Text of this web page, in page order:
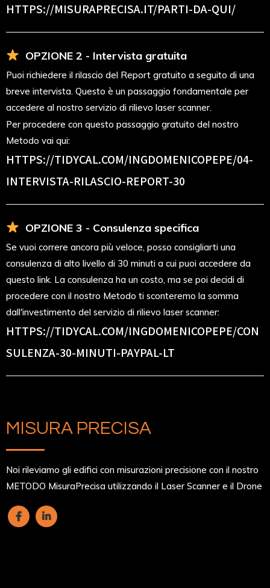
HTTPS://MISURAPRECISA.IT/PARTI-DA-QUI/
OPZIONE 2 - Intervista gratuita
Puoi richiedere il rilascio del Report gratuito a seguito di una
breve intervista. Questo è un passaggio fondamentale per
accedere al nostro servizio di rilievo laser scanner.
Per procedere con questo passaggio gratuito del nostro
Metodo vai qui:
HTTPS://TIDYCAL.COM/INGDOMENICOPEPE/04-
INTERVISTA-RILASCIO-REPORT-30
OPZIONE 3 - Consulenza specifica
Se vuoi correre ancora più veloce, posso consigliarti una
consulenza di alto livello di 30 minuti a cui puoi accedere da
questo link. La consulenza ha un costo, ma se poi decidi di
procedere con il nostro Metodo ti sconteremo la somma
dall'investimento del servizio di rilievo laser scanner:
HTTPS://TIDYCAL.COM/INGDOMENICOPEPE/CON
SULENZA-30-MINUTI-PAYPAL-LT
MISURA PRECISA
Noi rileviamo gli edifici con misurazioni precisione con il nostro
METODO MisuraPrecisa utilizzando il Laser Scanner e il Drone